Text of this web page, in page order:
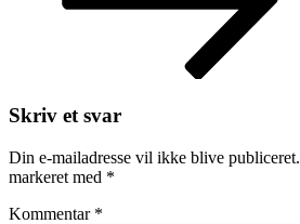
Skriv et svar
Din e-mailadresse vil ikke blive publiceret.
markeret med *
Kommentar *